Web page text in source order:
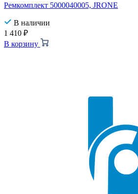
Ремкомплект 5000040005, JRONE
В наличии
1 410 ₽
В корзину